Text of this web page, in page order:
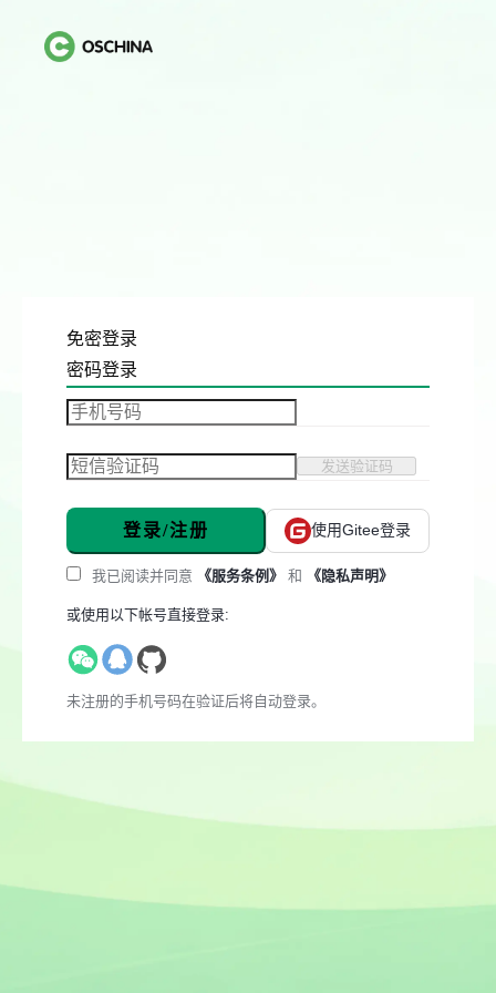
免密登录
密码登录
发送验证码
登录/注册 使用Gitee登录
我已阅读并同意 《服务条例》 和 《隐私声明》
或使用以下帐号直接登录:
未注册的手机号码在验证后将自动登录。